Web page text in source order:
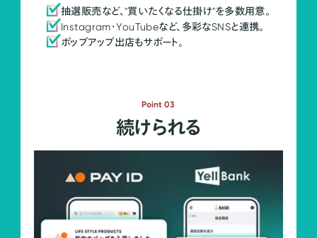
抽選販売など、"買いたくなる仕掛け"を多数用意。
Instagram・YouTubeなど、多彩なSNSと連携。
ポップアップ出店もサポート。
Point 03
続けられる